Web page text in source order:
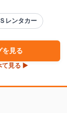
レンタカー
を見る
て見る ▶